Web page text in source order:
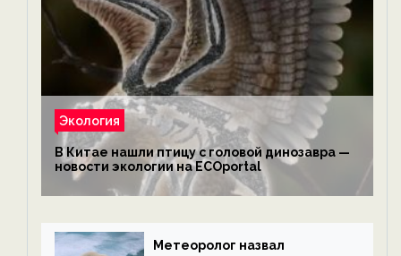
Экология
В Китае нашли птицу с головой динозавра —
новости экологии на ECOportal
Метеоролог назвал